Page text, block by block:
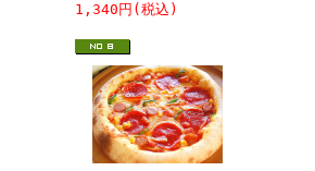
1,340円(税込)